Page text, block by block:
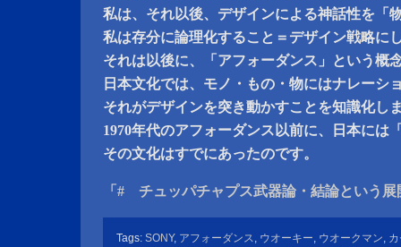
私は、それ以後、デザインによる神話性を「
私は存分に論理化すること＝デザイン戦略に
それは以後に、「アフォーダンス」という概
日本文化では、モノ・もの・物にはナレーシ
それがデザインを突き動かすことを知識化し
1970年代のアフォーダンス以前に、日本には
その文化はすでにあったのです。
「# チュッパチャプス武器論・結論という
Tags: SONY, アフォーダンス, ウオーキー, ウオークマン,